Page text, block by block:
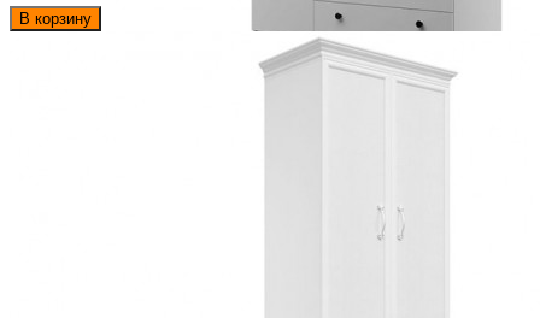
В корзину